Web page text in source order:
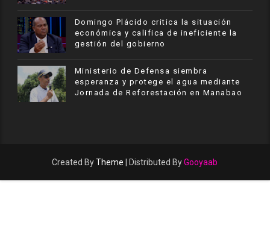
​Domingo Plácido critica la situación
económica y califica de ineficiente la
gestión del gobierno
Ministerio de Defensa siembra
esperanza y protege el agua mediante
Jornada de Reforestación en Manabao
Created ByTheme | Distributed ByGooyaab